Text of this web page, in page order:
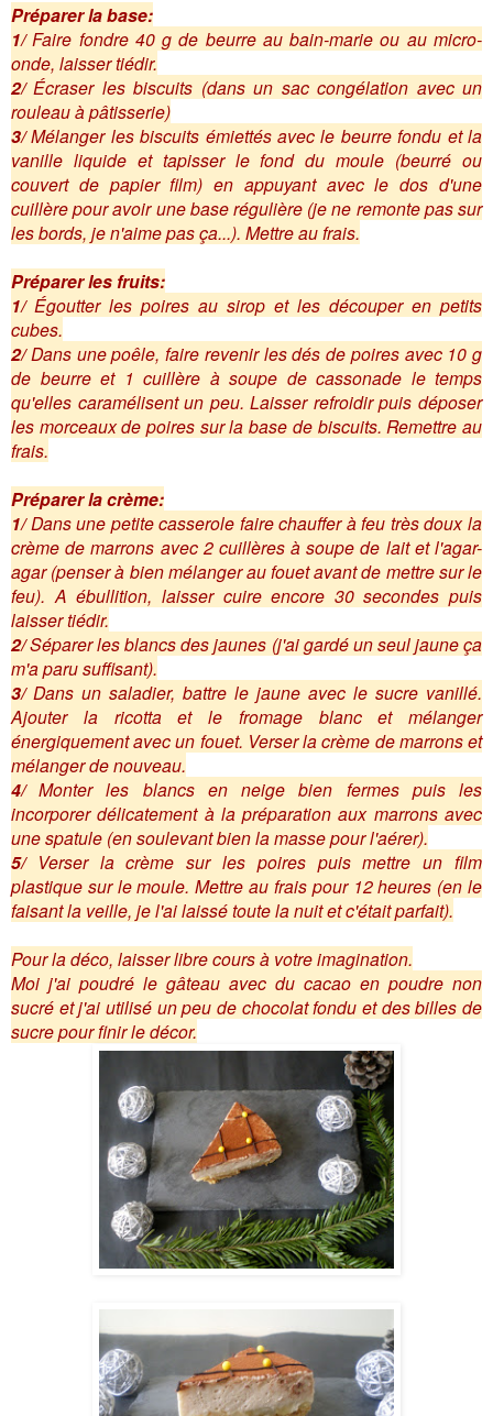
Préparer la base:
1/Faire fondre 40 g de beurre au bain-marie ou au micro-
onde, laisser tiédir.
2/Écraser les biscuits (dans un sac congélation avec un
rouleau à pâtisserie)
3/Mélanger les biscuits émiettés avec le beurre fondu et la
vanille liquide et tapisser le fond du moule (beurré ou
couvert de papier film) en appuyant avec le dos d'une
cuillère pour avoir une base régulière (je ne remonte pas sur
les bords, je n'aime pas ça...). Mettre au frais.
Préparer les fruits:
1/Égoutter les poires au sirop et les découper en petits
cubes.
2/Dans une poêle, faire revenir les dés de poires avec 10 g
de beurre et 1 cuillère à soupe de cassonade le temps
qu'elles caramélisent un peu. Laisser refroidir puis déposer
les morceaux de poires sur la base de biscuits. Remettre au
frais.
Préparer la crème:
1/Dans une petite casserole faire chauffer à feu très doux la
crème de marrons avec 2 cuillères à soupe de lait et l'agar-
agar (penser à bien mélanger au fouet avant de mettre sur le
feu). A ébullition, laisser cuire encore 30 secondes puis
laisser tiédir.
2/Séparer les blancs des jaunes (j'ai gardé un seul jaune ça
m'a paru suffisant).
3/Dans un saladier, battre le jaune avec le sucre vanillé.
Ajouter la ricotta et le fromage blanc et mélanger
énergiquement avec un fouet. Verser la crème de marrons et
mélanger de nouveau.
4/Monter les blancs en neige bien fermes puis les
incorporer délicatement à la préparation aux marrons avec
une spatule (en soulevant bien la masse pour l'aérer).
5/ Verser la crème sur les poires puis mettre un film
plastique sur le moule. Mettre au frais pour 12 heures (en le
faisant la veille, je l'ai laissé toute la nuit et c'était parfait).
Pour la déco, laisser libre cours à votre imagination.
Moi j'ai poudré le gâteau avec du cacao en poudre non
sucré et j'ai utilisé un peu de chocolat fondu et des billes de
sucre pour finir le décor.